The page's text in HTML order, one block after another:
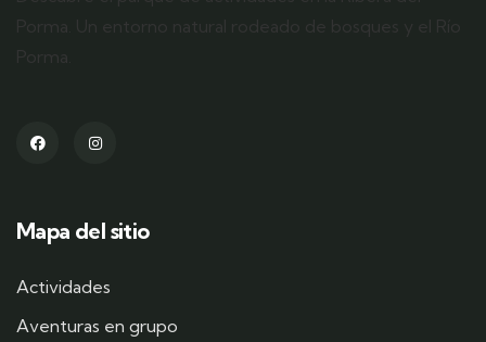
Mapa del sitio
Actividades
Aventuras en grupo